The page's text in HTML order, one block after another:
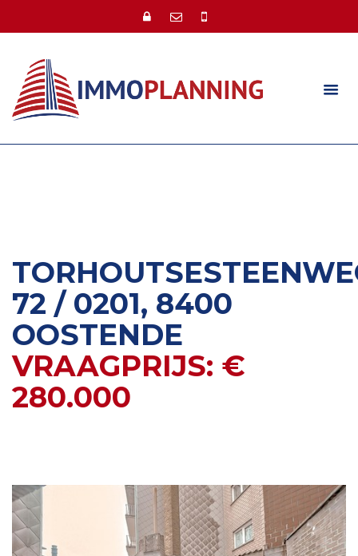
72 / 0201, 8400
OOSTENDE
VRAAGPRIJS: €
280.000